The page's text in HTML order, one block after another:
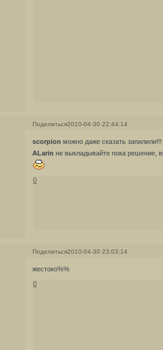
Поделиться2010-04-30 22:44:14
scorpion можно даже сказать
ALarin не выкладывайте пока решение,
0
Поделиться2010-04-30 23:03:14
жестоко%%
0